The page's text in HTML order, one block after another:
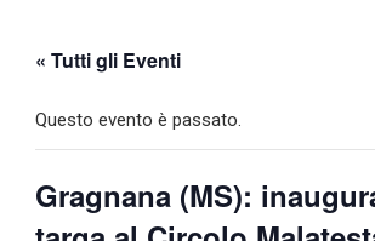
« Tutti gli Eventi
Questo evento è passato.
Gragnana (MS):